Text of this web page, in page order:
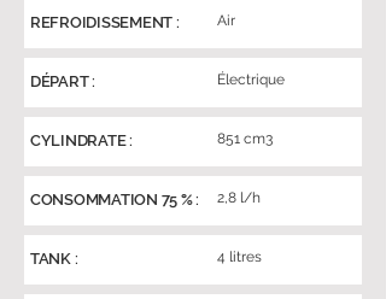
REFROIDISSEMENT : Air
DÉPART : Électrique
CYLINDRATE : 851 cm3
CONSOMMATION 75 % : 2,8 l/h
TANK : 4 litres